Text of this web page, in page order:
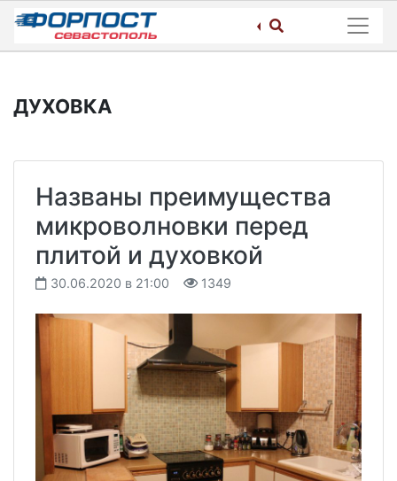
Skip
content
ДУХОВКА
Названы преимущества
микроволновки перед
плитой и духовкой
30.06.2020 в 21:00 1349